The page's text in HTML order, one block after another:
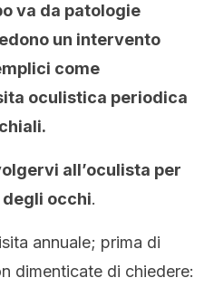
va da patologie
un intervento
come
oculistica periodica
all’oculista per
occhi.
annuale; prima di
dimenticate di chiedere: